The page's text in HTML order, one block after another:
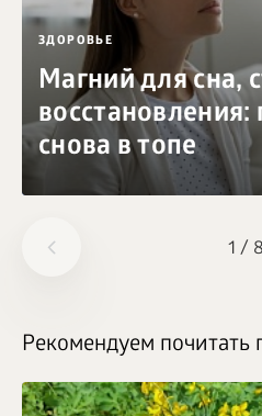
1 / 8
ЗДОРОВЬЕ
Магний для сна,
восстановления:
снова в топе
Рекомендуем почитать